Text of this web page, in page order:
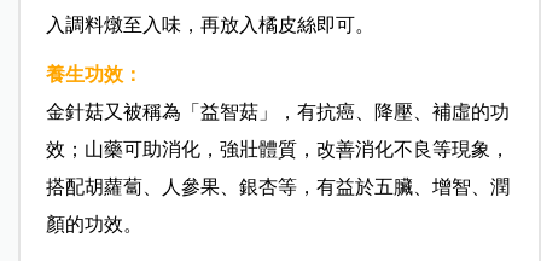
入調料燉至入味，再放入橘皮絲即可。
養生功效：
金針菇又被稱為「益智菇」，有抗癌、降壓、補虛的功
效；山藥可助消化，強壯體質，改善消化不良等現象，
搭配胡蘿蔔、人參果、銀杏等，有益於五臟、增智、潤
顏的功效。